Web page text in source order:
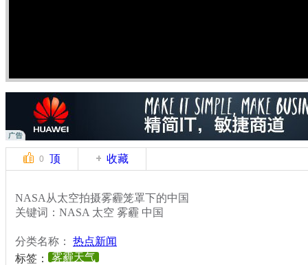
0 顶 收藏
NASA从太空拍摄雾霾笼罩下的中国
关键词：NASA 太空 雾霾 中国
分类名称： 热点新闻
标签：
雾霾天气